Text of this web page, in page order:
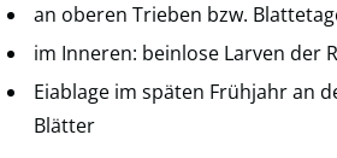
an oberen Trieben bzw.
im Inneren: beinlose Larven der
Eiablage im späten Frühjahr an
Blätter